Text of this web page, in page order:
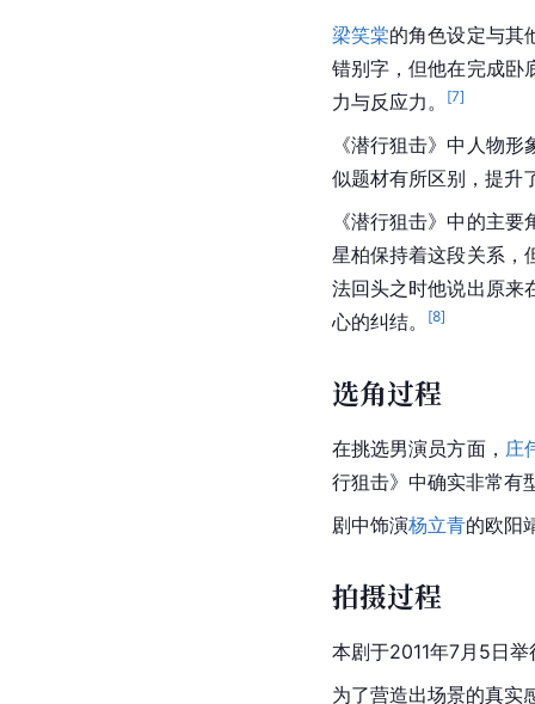
梁笑棠的角色设定与其
错别字，但他在完成卧
力与反应力。
[7]
《潜行狙击》中人物
似题材有所区别，提升
《潜行狙击》中的主
星柏保持着这段关系，
法回头之时他说出原来
心的纠结。
[8]
选角过程
在挑选男演员方面， 庄
行狙击》中确实非常有
剧中饰演杨立青的欧阳
拍摄过程
本剧于2011年7月5日
为了营造出场景的真实